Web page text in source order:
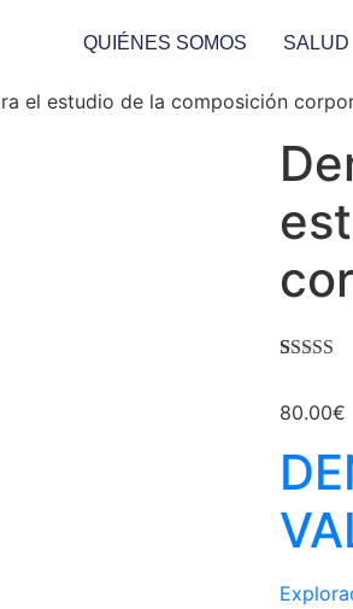
QUIÉNES SOMOS SALUD
el estudio de la composición
base a
un cliente
80.00€